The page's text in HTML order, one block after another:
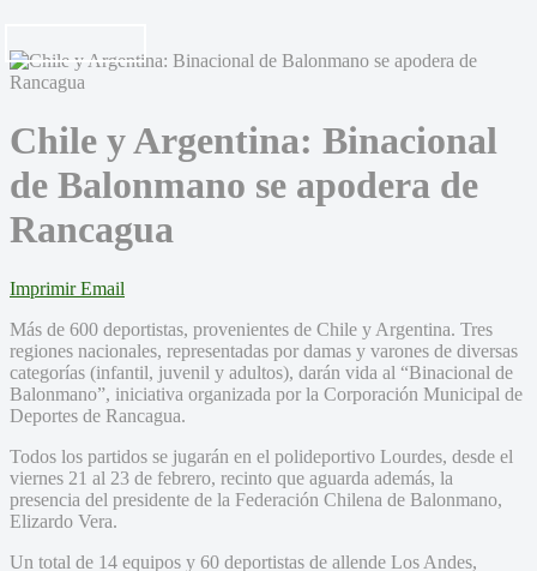
Chile y Argentina: Binacional
de Balonmano se apodera de
Rancagua
Imprimir Email
Más de 600 deportistas, provenientes de Chile y Argentina. Tres
regiones nacionales, representadas por damas y varones de diversas
categorías (infantil, juvenil y adultos), darán vida al “Binacional de
Balonmano”, iniciativa organizada por la Corporación Municipal de
Deportes de Rancagua.
Todos los partidos se jugarán en el polideportivo Lourdes, desde el
viernes 21 al 23 de febrero, recinto que aguarda además, la
presencia del presidente de la Federación Chilena de Balonmano,
Elizardo Vera.
Un total de 14 equipos y 60 deportistas de allende Los Andes,